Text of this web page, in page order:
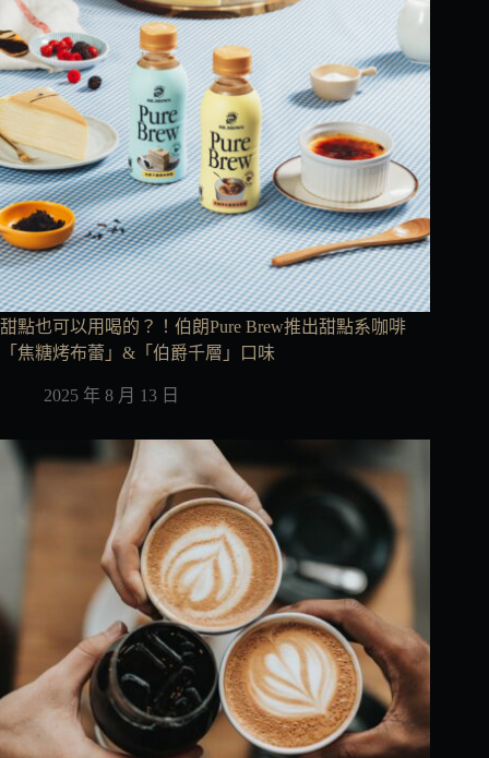
甜點也可以用喝的？！伯朗Pure Brew推出甜點系咖啡
「焦糖烤布蕾」&「伯爵千層」口味
2025 年 8 月 13 日